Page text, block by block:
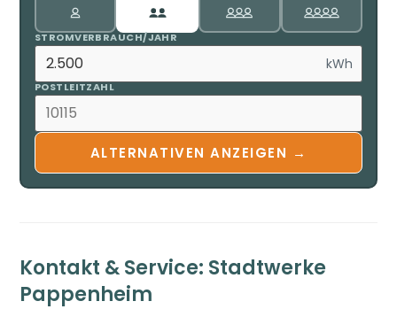
STROMVERBRAUCH/JAHR
kWh
POSTLEITZAHL
ALTERNATIVEN ANZEIGEN →
Kontakt & Service: Stadtwerke
Pappenheim